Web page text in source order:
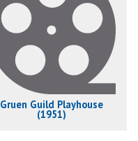
Gruen Guild Playhouse
(1951)